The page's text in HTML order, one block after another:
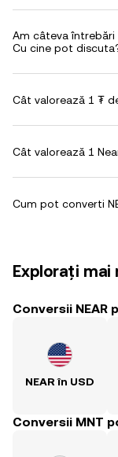
Am câteva
Cu cine pot
Cât valorează 1 ₮
Cât valorează 1
Cum pot converti
Explorați mai
Conversii NEAR
NEAR în USD
Conversii MNT